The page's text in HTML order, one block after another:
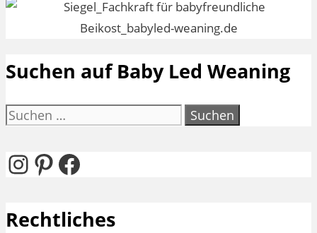
Suchen auf Baby Led Weaning
Suchen
Instagram
Pinterest
Facebook
Rechtliches